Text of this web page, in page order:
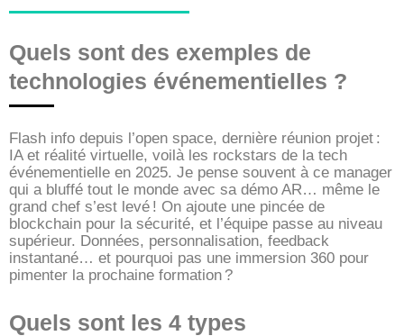
Quels sont des exemples de
technologies événementielles ?
Flash info depuis l’open space, dernière réunion projet :
IA et réalité virtuelle, voilà les rockstars de la tech
événementielle en 2025. Je pense souvent à ce manager
qui a bluffé tout le monde avec sa démo AR… même le
grand chef s’est levé ! On ajoute une pincée de
blockchain pour la sécurité, et l’équipe passe au niveau
supérieur. Données, personnalisation, feedback
instantané… et pourquoi pas une immersion 360 pour
pimenter la prochaine formation ?
Quels sont les 4 types